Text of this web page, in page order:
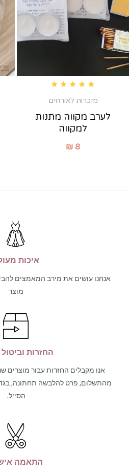
מזכרות לאורחים
לערב מקווה מתנות
למקווה
₪ 8
איכות
אנחנו עושים את מירב המאמצים
מוצר
החזרות
מהתשלום, פרט להלבשה תחתונה, בגדי
הסייל.
התאמה